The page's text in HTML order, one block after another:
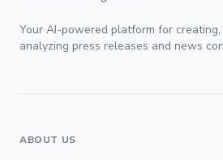
Your AI-powered platform for
analyzing press releases and news
ABOUT US